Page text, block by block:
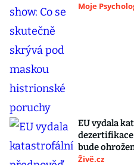
Moje
EU vydala
bude
Živě.cz